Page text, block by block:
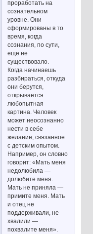
проработать на
сознательном
уровне. Они
сформированы в то
время, когда
сознания, по сути,
еще не
существовало.
Когда начинаешь
разбираться, откуда
они берутся,
открывается
любопытная
картина. Человек
может неосознанно
нести в себе
желание, связанное
с детским опытом.
Например, он словно
говорит: «Мать меня
недолюбила —
долюбите меня.
Мать не приняла —
примите меня. Мать
и отец не
поддерживали, не
хвалили —
похвалите меня».